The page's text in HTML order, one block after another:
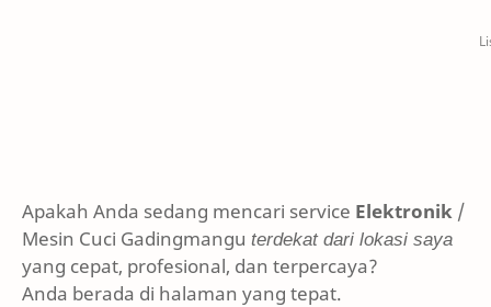
Apakah Anda sedang mencari service Elektronik /
Mesin Cuci Gadingmangu terdekat dari lokasi saya
yang cepat, profesional, dan terpercaya?
Anda berada di halaman yang tepat.